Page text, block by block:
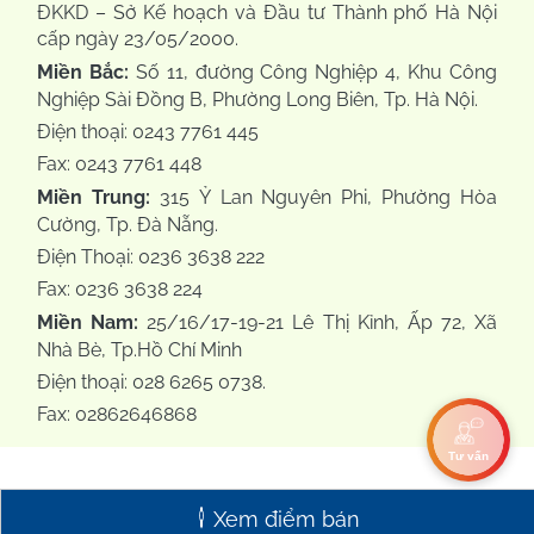
ĐKKD – Sở Kế hoạch và Đầu tư Thành phố Hà Nội
cấp ngày 23/05/2000.
Miền Bắc: Số 11, đường Công Nghiệp 4, Khu Công
Nghiệp Sài Đồng B, Phường Long Biên, Tp. Hà Nội.
Điện thoại: 0243 7761 445
Fax: 0243 7761 448
Miền Trung: 315 Ỷ Lan Nguyên Phi, Phường Hòa
Cường, Tp. Đà Nẵng.
Điện Thoại: 0236 3638 222
Fax: 0236 3638 224
Miền Nam: 25/16/17-19-21 Lê Thị Kỉnh, Ấp 72, Xã
Nhà Bè, Tp.Hồ Chí Minh
Điện thoại: 028 6265 0738.
Fax: 02862646868
Tư vấn
Xem điểm bán